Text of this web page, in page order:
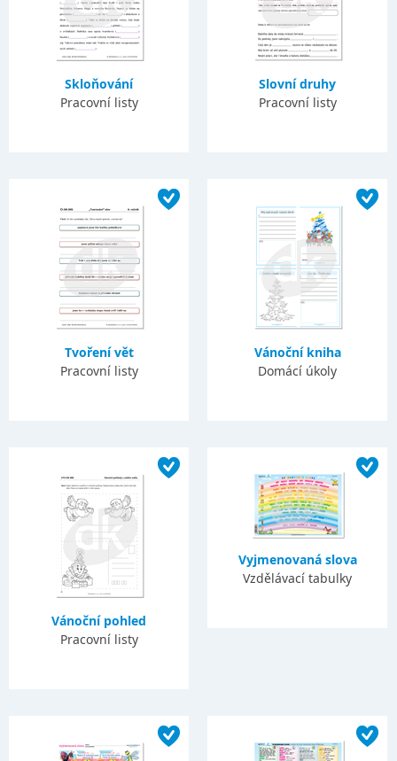
Skloňování
Pracovní listy
Slovní druhy
Pracovní listy
Tvoření vět
Pracovní listy
Vánoční kniha
Domácí úkoly
Vánoční pohled
Pracovní listy
Vyjmenovaná slova
Vzdělávací tabulky